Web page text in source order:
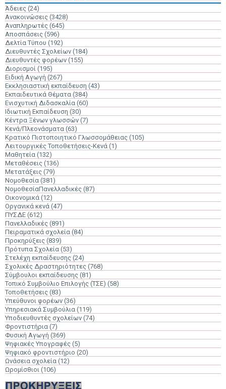
Άδειες (24)
Ανακοινώσεις (3428)
Αναπληρωτές (645)
Αποσπάσεις (596)
Δελτία Τύπου (192)
Διευθυντές Σχολείων (184)
Διευθυντές φορέων (155)
Διορισμοί (195)
Ειδική Αγωγή (267)
Εκκλησιαστική εκπαίδευση (43)
Εκπαιδευτικά Θέματα (384)
Ενισχυτική Διδασκαλία (60)
Ιδιωτική Εκπαίδευση (30)
Κέντρα Ξένων γλωσσών (7)
Κενά/Πλεονάσματα (63)
Κρατικό Πιστοποιητικό Γλωσσομάθειας (105)
Λειτουργικές Τοποθετήσεις-Κενά (1)
Μαθητεία (132)
Μεταθέσεις (136)
Μετατάξεις (79)
Νομοθεσία (381)
ΝομοθεσίαΠανελλαδικές (87)
Οικονομικά (12)
Οργανικά κενά (47)
ΠΥΣΔΕ (612)
Πανελλαδικές (891)
Πειραματικά σχολεία (84)
Προκηρύξεις (839)
Πρότυπα Σχολεία (53)
Στελέχη εκπαίδευσης (24)
Σχολικές Δραστηριότητες (768)
Σύμβουλοι εκπαίδευσης (81)
Τοπικό Συμβούλιο Επιλογής (ΤΣΕ) (58)
Τοποθετήσεις (83)
Υπεύθυνοι φορέων (36)
Υπηρεσιακά Συμβούλια (119)
Υποδιευθυντές σχολείων (74)
Φροντιστήρια (7)
Φυσική Αγωγή (369)
Ψηφιακές Υπογραφές (5)
Ψηφιακό φροντιστήριο (20)
Ωνάσεια σχολεία (12)
Ωρομίσθιοι (106)